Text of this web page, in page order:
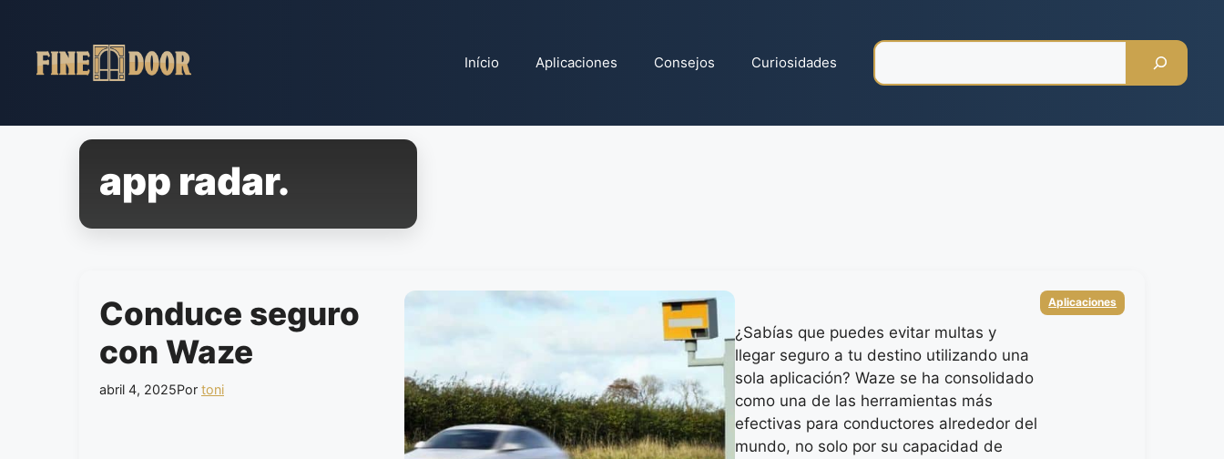
conteúdo
Início Aplicaciones Consejos Curiosidades
app radar.
Conduce seguro
con Waze
abril 4, 2025Por toni
¿Sabías que puedes evitar multas y
llegar seguro a tu destino utilizando una
sola aplicación? Waze se ha consolidado
como una de las herramientas más
efectivas para conductores alrededor del
mundo, no solo por su capacidad de
Categorias
Aplicaciones